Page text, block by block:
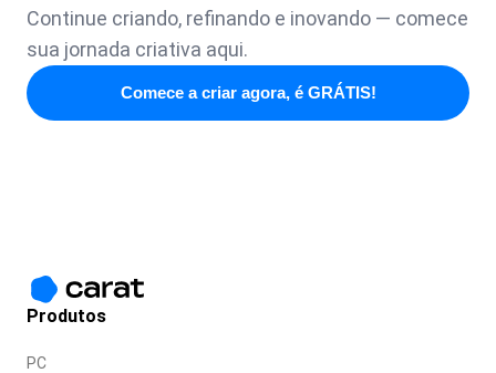
Continue criando, refinando e inovando — comece
sua jornada criativa aqui.
Comece a criar agora, é GRÁTIS!
Produtos
PC